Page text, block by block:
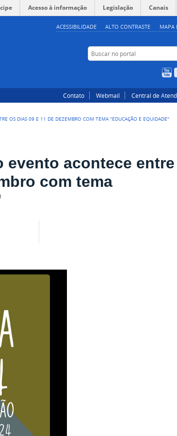
ACESSIBILIDADE ALTO CONTRASTE MAPA
Acesso à informação Legislação Canais
Buscar no portal
Contato Webmail Central de
OS DIAS 09 E 11 DE DEZEMBRO COM TEMA "EDUCAÇÃO E EQUIDADE"
evento acontece entre
com tema